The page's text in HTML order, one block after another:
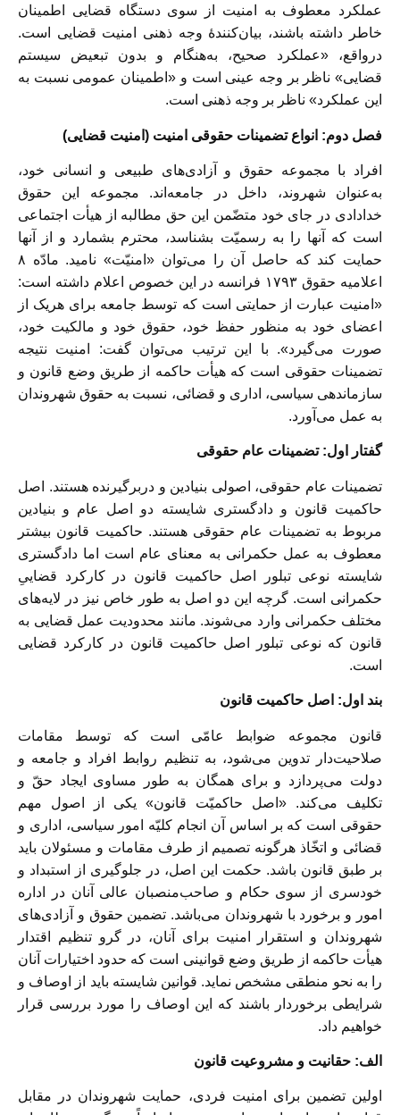
عملکرد معطوف به امنیت از سوی دستگاه قضایی اطمینان
خاطر داشته باشند، بیان‌کنندۀ وجه ذهنی امنیت قضایی است.
درواقع، «عملکرد صحیح، به‌هنگام و بدون تبعیض سیستم
قضایی» ناظر بر وجه عینی است و «اطمینان عمومی نسبت به
این عملکرد» ناظر بر وجه ذهنی است.
فصل دوم: انواع تضمینات حقوقی امنیت (امنیت قضایی)
افراد با مجموعه حقوق و آزادی‌های طبیعی و انسانی خود،
به‌عنوان شهروند، داخل در جامعه‌اند. مجموعه این حقوق
خدادادی در جای خود متضّمن این حق مطالبه از هیأت اجتماعی
است که آنها را به رسمیّت بشناسد، محترم بشمارد و از آنها
حمایت کند که حاصل آن را می‌توان «امنیّت» نامید. مادّه ۸
اعلامیه حقوق ۱۷۹۳ فرانسه در این خصوص اعلام داشته است:
«امنیت عبارت از حمایتی است که توسط جامعه برای هریک از
اعضای خود به منظور حفظ خود، حقوق خود و مالکیت خود،
صورت می‌گیرد». با این ترتیب می‌توان گفت: امنیت نتیجه
تضمینات حقوقی است که هیأت حاکمه از طریق وضع قانون و
سازماندهی سیاسی، اداری و قضائی، نسبت به حقوق شهروندان
به عمل می‌آورد.
گفتار اول: تضمینات عام حقوقی
تضمینات عام حقوقی، اصولی بنیادین و دربرگیرنده هستند. اصل
حاکمیت قانون و دادگستری شایسته دو اصل عام و بنیادین
مربوط به تضمینات عام حقوقی هستند. حاکمیت قانون بیشتر
معطوف به عمل حکمرانی به معنای عام است اما دادگستری
شایسته نوعی تبلور اصل حاکمیت قانون در کارکرد قضاییِ
حکمرانی است. گرچه این دو اصل به طور خاص نیز در لایه‌های
مختلف حکمرانی وارد می‌شوند. مانند محدودیت عمل قضایی به
قانون که نوعی تبلور اصل حاکمیت قانون در کارکرد قضایی
است.
بند اول: اصل حاکمیت قانون
قانون مجموعه ضوابط عامّی است که توسط مقامات
صلاحیت‌دار تدوین می‌شود، به تنظیم روابط افراد و جامعه و
دولت می‌پردازد و برای همگان به طور مساوی ایجاد حقّ و
تکلیف می‌کند. «اصل حاکمیّت قانون» یکی از اصول مهم
حقوقی است که بر اساس آن انجام کلیّه امور سیاسی، اداری و
قضائی و اتخّاذ هرگونه تصمیم از طرف مقامات و مسئولان باید
بر طبق قانون باشد. حکمت این اصل، در جلوگیری از استبداد و
خودسری از سوی حکام و صاحب‌منصبان عالی آنان در اداره
امور و برخورد با شهروندان می‌باشد. تضمین حقوق و آزادی‌های
شهروندان و استقرار امنیت برای آنان، در گرو تنظیم اقتدار
هیأت حاکمه از طریق وضع قوانینی است که حدود اختیارات آنان
را به نحو منطقی مشخص نماید. قوانین شایسته باید از اوصاف و
شرایطی برخوردار باشند که این اوصاف را مورد بررسی قرار
خواهیم داد.
الف: حقانیت و مشروعیت قانون
اولین تضمین برای امنیت فردی، حمایت شهروندان در مقابل